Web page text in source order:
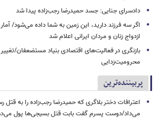
دادسرای جنایی: جسد حمیدرضا رجب‌زاده پیدا شد
اگر سه فرزند دارید، این زمین به شما داده می‌شود/
ازدواج زنان و مردان ایرانی اعلام شد
بازنگری در فعالیت‌های اقتصادی بنیاد مستضعفان/
محرومیت‌زدایی
پربیننده‌ترین
اعترافات دختر بلاگری که حمیدرضا رجب‌زاده را به
می‌داد/دوست پسرم گفت بابت قتل بسیجی‌ها پول